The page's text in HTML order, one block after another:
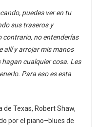
puedes ver en tu
sus traseros y
contrario, no entenderías
allí y arrojar mis manos
cualquier cosa. Les
Para eso es esta
Texas, Robert Shaw,
por el piano–blues de